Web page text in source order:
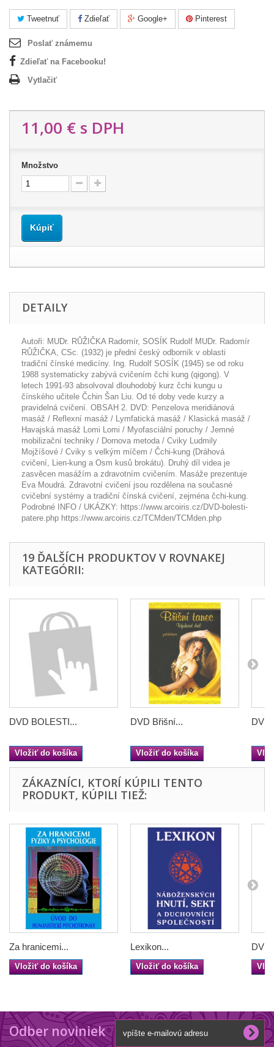
Tweetnuť Zdieľať Google+ Pinterest
Poslať známemu
Zdieľať na Facebooku!
Vytlačiť
11,00 € s DPH
Množstvo
Kúpiť
DETAILY
Autoři: MUDr. RŮŽIČKA Radomír, SOSÍK Rudolf MUDr. Radomír
RŮŽIČKA, CSc. (1932) je přední český odborník v oblasti
tradiční čínské medicíny. Ing. Rudolf SOSÍK (1945) se od roku
1988 systematicky zabývá cvičením čchi kung (qigong). V
letech 1991-93 absolvoval dlouhodobý kurz čchi kungu u
čínského učitele Čchin Šan Liu. Od té doby vede kurzy a
pravidelná cvičení. OBSAH 2. DVD: Penzelova meridiánová
masáž / Reflexní masáž / Lymfatická masáž / Klasická masáž /
Havajská masáž Lomi Lomi / Myofasciální poruchy / Jemné
mobilizační techniky / Dornova metoda / Cviky Ludmily
Mojžíšové / Cviky s velkým míčem / Čchi-kung (Dráhová
cvičení, Lien-kung a Osm kusů brokátu). Druhý díl videa je
zasvěcen masážím a zdravotním cvičením. Masáže prezentuje
Eva Moudrá. Zdravotní cvičení jsou rozdělena na současné
cvičební systémy a tradiční čínská cvičení, zejména čchi-kung.
Podrobné INFO / UKÁZKY: https://www.arcoiris.cz/DVD-bolesti-
patere.php https://www.arcoiris.cz/TCMden/TCMden.php
19 ĎALŠÍCH PRODUKTOV V ROVNAKEJ
KATEGÓRII:
DVD BOLESTI...
Vložiť do košíka
DVD Břišní...
Vložiť do košíka
DVD
ZÁKAZNÍCI, KTORÍ KÚPILI TENTO
PRODUKT, KÚPILI TIEŽ:
Za hranicemi...
Vložiť do košíka
Lexikon...
Vložiť do košíka
DVD
Odber noviniek